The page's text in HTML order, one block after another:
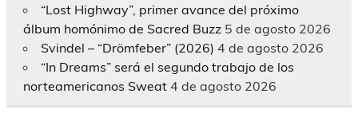
“Lost Highway”, primer avance del próximo
álbum homónimo de Sacred Buzz 5 de agosto 2026
Svindel – “Drömfeber” (2026) 4 de agosto 2026
“In Dreams” será el segundo trabajo de los
norteamericanos Sweat 4 de agosto 2026